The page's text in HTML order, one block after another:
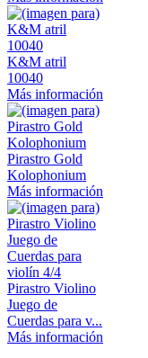
K&M atril
10040
Más información
Pirastro Gold
Kolophonium
Más información
Pirastro Violino
Juego de
Cuerdas para v...
Más información